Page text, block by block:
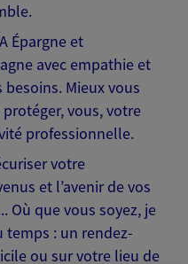
Épargne et
avec empathie et
Mieux vous
vous, votre
professionnelle.
votre
et l’avenir de vos
Où que vous soyez, je
temps : un rendez-
ou sur votre lieu de